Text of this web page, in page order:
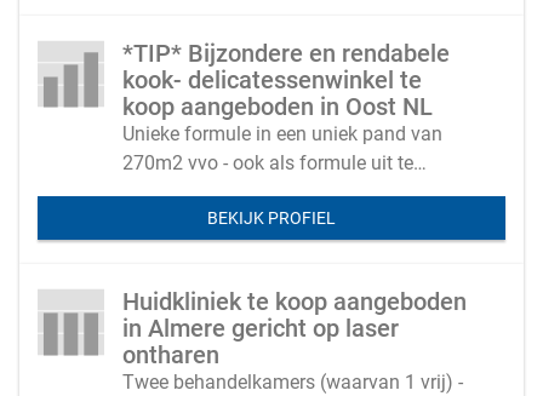
*TIP* Bijzondere en rendabele
kook- delicatessenwinkel te
koop aangeboden in Oost NL
Unieke formule in een uniek pand van
270m2 vvo - ook als formule uit te
breiden
BEKIJK PROFIEL
Huidkliniek te koop aangeboden
in Almere gericht op laser
ontharen
Twee behandelkamers (waarvan 1 vrij) -